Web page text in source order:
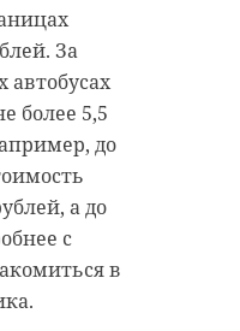
За
автобусах
более 5,5
до
а до
с
в
проходит
ушу.
сотен
выполняли
коротким
и без
- 9
ряду
от 47
за
снизить
на 40%.